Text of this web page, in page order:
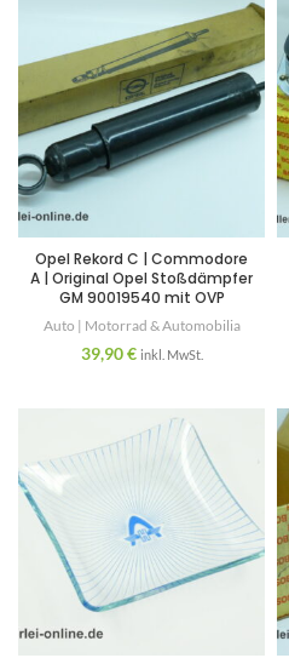
Opel Rekord C | Commodore
A | Original Opel Stoßdämpfer
GM 90019540 mit OVP
Auto | Motorrad & Automobilia
39,90€ inkl. MwSt.